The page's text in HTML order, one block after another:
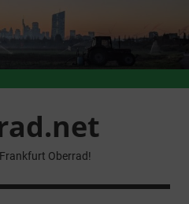
Frankfurt Oberrad!